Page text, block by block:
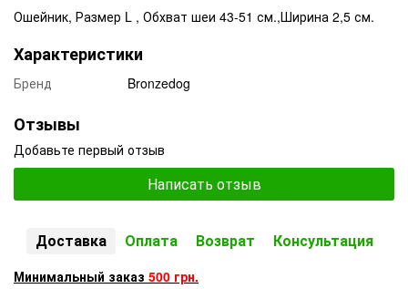
Ошейник, Размер L , Обхват шеи 43-51 см.,Ширина 2,5 см.
Характеристики
Бренд Bronzedog
Отзывы
Добавьте первый отзыв
Написать отзыв
Доставка Оплата Возврат Консультация
Минимальный заказ 500 грн.